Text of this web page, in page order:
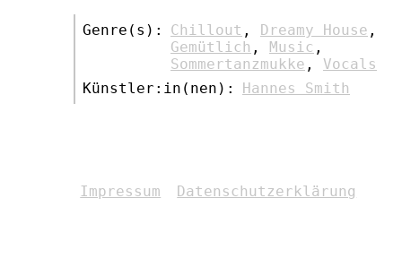
Genre(s): Chillout , Dreamy House ,
Gemütlich , Music ,
Sommertanzmukke , Vocals
Künstler:in(nen):
Hannes Smith
Impressum Datenschutzerklärung